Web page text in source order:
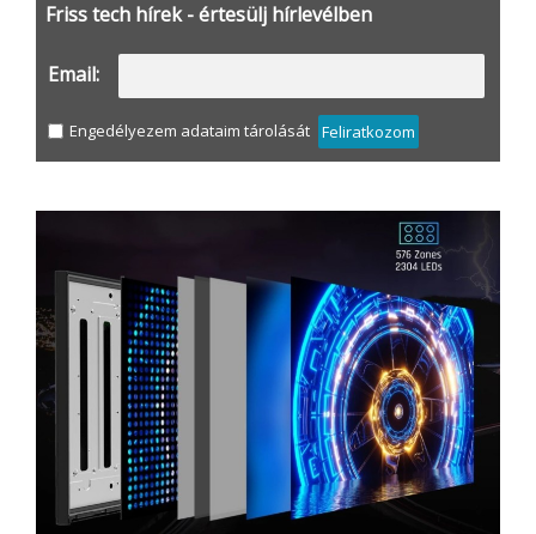
Friss tech hírek - értesülj hírlevélben
Email:
Engedélyezem adataim tárolását Feliratkozom